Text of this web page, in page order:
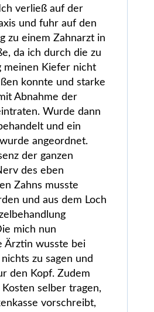
verließ auf der
und fuhr auf den
zu einem Zahnarzt in
da ich durch die zu
meinen Kiefer nicht
konnte und starke
Abnahme der
Wurde dann
und ein
angeordnet.
der ganzen
des eben
Zahns musste
und aus dem Loch
mich nun
Ärztin wusste bei
zu sagen und
den Kopf. Zudem
selber tragen,
vorschreibt,